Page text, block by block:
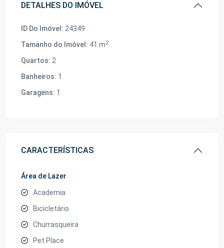
DETALHES DO IMÓVEL
ID Do Imóvel: 24349
Tamanho do Imóvel: 41 m2
Quartos: 2
Banheiros: 1
Garagens: 1
CARACTERÍSTICAS
Área de Lazer
Academia
Bicicletário
Churrasqueira
Pet Place